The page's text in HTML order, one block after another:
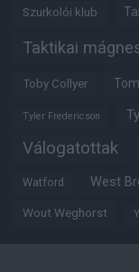
Szurkolói klub
Taktikai
Toby Collyer
Tyler Fredericson
Válogatottak
Watford West
Wout Weghorst